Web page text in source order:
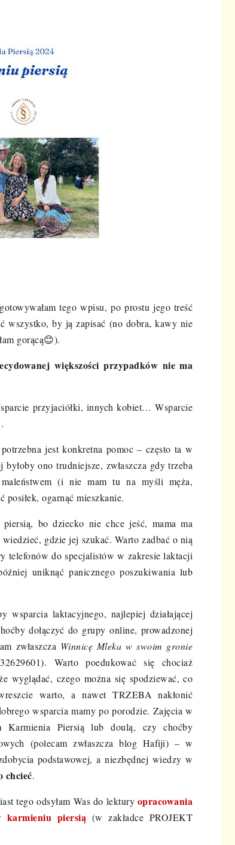
tego wpisu, po prostu jego treść
wszystko, by ją zapisać (no dobra, kawy nie
gorącą😊).
większości przypadków nie ma
przyjaciółki, innych kobiet… Wsparcie
jest konkretna pomoc – często ta w
ono trudniejsze, zwłaszcza gdy trzeba
(i nie mam tu na myśli męża,
ogarnąć mieszkanie.
bo dziecko nie chce jeść, mama ma
gdzie jej szukać. Warto zadbać o nią
telefonów do specjalistów w zakresie laktacji
uniknąć panicznego poszukiwania lub
wsparcia laktacyjnego, najlepiej działającej
dołączyć do grupy online, prowadzonej
zwłaszcza Winnicę Mleka w swoim gronie
Warto poedukować się chociaż
wyglądać, czego można się spodziewać, co
warto, a nawet TRZEBA nakłonić
wsparcia mamy po porodzie. Zajęcia w
Karmienia Piersią lub doulą, czy choćby
(polecam zwłaszcza blog Hafiji) – w
podstawowej, a niezbędnej wiedzy w
chcieć.
tego odsyłam Was do lektury opracowania
karmieniu piersią (w zakładce PROJEKT